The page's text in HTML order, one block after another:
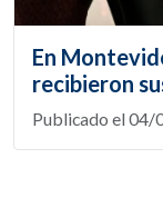
En
recibieron
Publicado el 04/